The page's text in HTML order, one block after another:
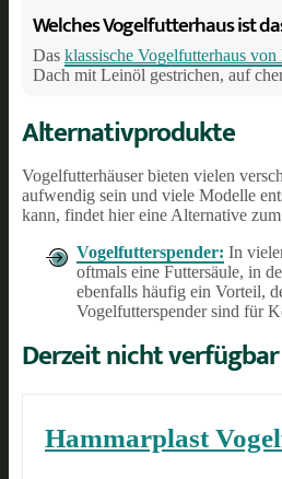
Welches Vogelfutterhaus ist
Das klassische Vogelfutterhaus von
Dach mit Leinöl gestrichen, auf
Alternativprodukte
Vogelfutterhäuser bieten vielen
aufwendig sein und viele Modelle
kann, findet hier eine Alternative
Vogelfutterspender: In
oftmals eine Futtersäule, in
ebenfalls häufig ein Vorteil,
Vogelfutterspender sind für
Derzeit nicht verfügbar
Hammarplast